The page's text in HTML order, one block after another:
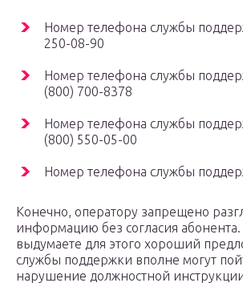
Номер телефона службы
250-08-90
Номер телефона службы
(800) 700-8378
Номер телефона службы
(800) 550-05-00
Номер телефона службы
Конечно, оператору запрещено
информацию без согласия
выдумаете для этого хороший
службы поддержки вполне могут
нарушение должностной